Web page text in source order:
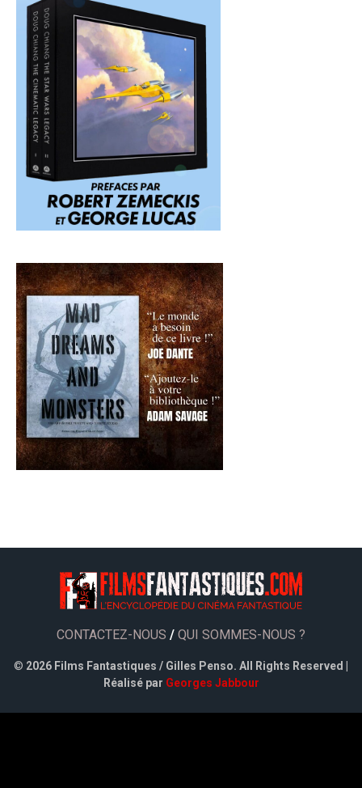
CONTACTEZ-NOUS / QUI SOMMES-NOUS ?
© 2026 Films Fantastiques / Gilles Penso. All Rights Reserved |
Réalisé par Georges Jabbour